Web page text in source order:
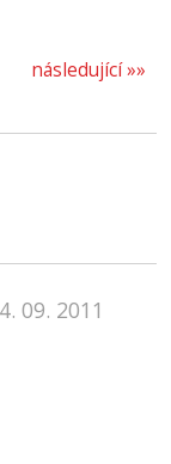
následující »»
09. 2011